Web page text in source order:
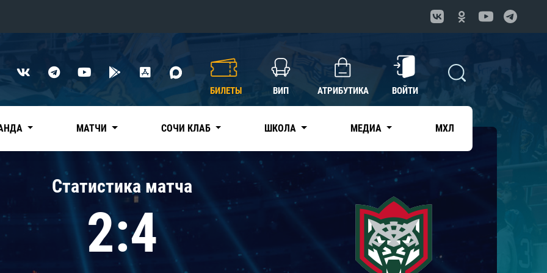
Трактор
Дивизион Чернышева
БИЛЕТЫ ВИП АТРИБУТИКА ВОЙТИ
МАТЧИ СОЧИ КЛАБ ШКОЛА МЕДИА МХЛ
Статистика матча
2:4